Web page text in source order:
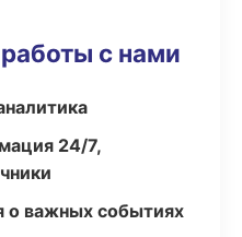
с нами
24/7,
о важных событиях